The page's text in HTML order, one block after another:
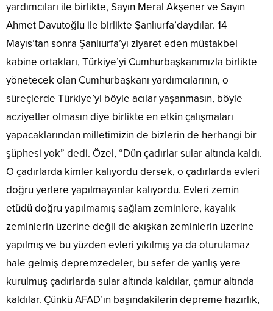
yardımcıları ile birlikte, Sayın Meral Akşener ve Sayın
Ahmet Davutoğlu ile birlikte Şanlıurfa’daydılar. 14
Mayıs’tan sonra Şanlıurfa’yı ziyaret eden müstakbel
kabine ortakları, Türkiye’yi Cumhurbaşkanımızla birlikte
yönetecek olan Cumhurbaşkanı yardımcılarının, o
süreçlerde Türkiye’yi böyle acılar yaşanmasın, böyle
acziyetler olmasın diye birlikte en etkin çalışmaları
yapacaklarından milletimizin de bizlerin de herhangi bir
şüphesi yok” dedi. Özel, “Dün çadırlar sular altında kaldı.
O çadırlarda kimler kalıyordu dersek, o çadırlarda evleri
doğru yerlere yapılmayanlar kalıyordu. Evleri zemin
etüdü doğru yapılmamış sağlam zeminlere, kayalık
zeminlerin üzerine değil de akışkan zeminlerin üzerine
yapılmış ve bu yüzden evleri yıkılmış ya da oturulamaz
hale gelmiş depremzedeler, bu sefer de yanlış yere
kurulmuş çadırlarda sular altında kaldılar, çamur altında
kaldılar. Çünkü AFAD’ın başındakilerin depreme hazırlık,